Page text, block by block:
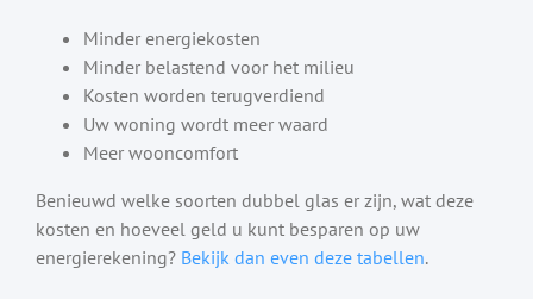
Minder energiekosten
Minder belastend voor het milieu
Kosten worden terugverdiend
Uw woning wordt meer waard
Meer wooncomfort
Benieuwd welke soorten dubbel glas er zijn, wat deze
kosten en hoeveel geld u kunt besparen op uw
energierekening? Bekijk dan even deze tabellen.